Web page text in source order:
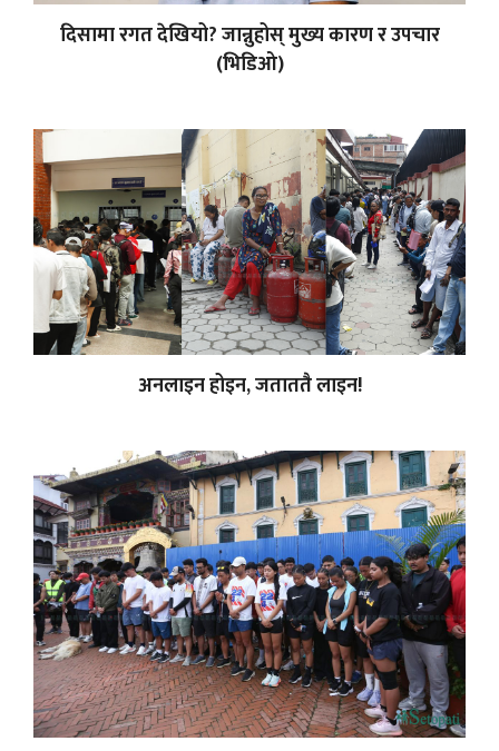
दिसामा रगत देखियो? जान्नुहोस् मुख्य कारण र उपचार
(भिडिओ)
अनलाइन होइन, जताततै लाइन!